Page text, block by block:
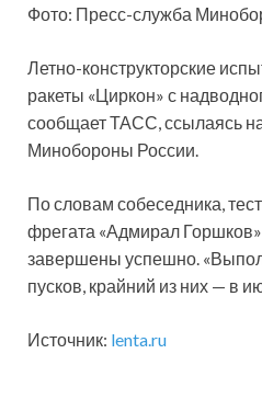
Фото: Пресс-служба
Летно-конструкторские
ракеты «Циркон» с
сообщает ТАСС, ссылаясь на
Минобороны России.
По словам собеседника,
фрегата «Адмирал
завершены успешно.
пусков, крайний из них — в
Источник: lenta.ru